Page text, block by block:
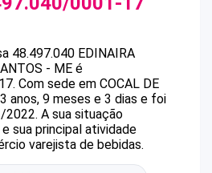
48.497.040 EDINAIRA
- ME é
. Com sede em COCAL DE
anos, 9 meses e 3 dias e foi
2022. A sua situação
e sua principal atividade
varejista de bebidas.